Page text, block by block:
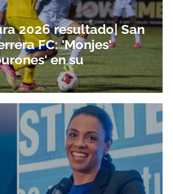
a nuestro boletín.
ACEPTAR
2026 resultado| San
FC: 'Monjes'
en su